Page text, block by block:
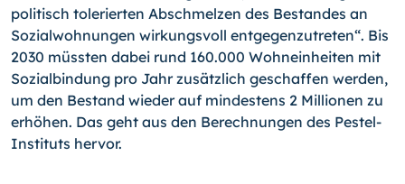
politisch tolerierten Abschmelzen des Bestandes an
Sozialwohnungen wirkungsvoll entgegenzutreten“. Bis
2030 müssten dabei rund 160.000 Wohneinheiten mit
Sozialbindung pro Jahr zusätzlich geschaffen werden,
um den Bestand wieder auf mindestens 2 Millionen zu
erhöhen. Das geht aus den Berechnungen des Pestel-
Instituts hervor.